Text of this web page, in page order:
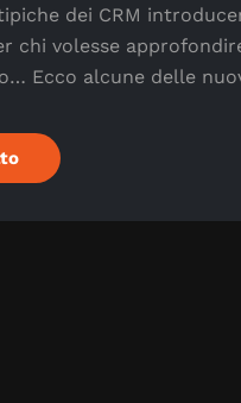
dei CRM
chi volesse
Ecco alcune delle